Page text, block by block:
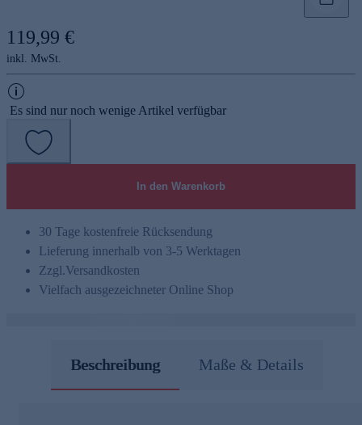
119,99 €
inkl. MwSt.
Es sind nur noch wenige Artikel verfügbar
In den Warenkorb
30 Tage kostenfreie Rücksendung
Lieferung innerhalb von 3-5 Werktagen
Zzgl.Versandkosten
Vielfach ausgezeichneter Online Shop
Beschreibung Maße & Details